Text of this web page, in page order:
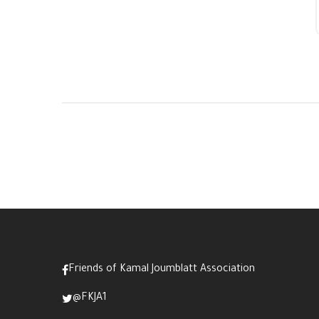
Friends of Kamal Joumblatt Association
@FKJA1